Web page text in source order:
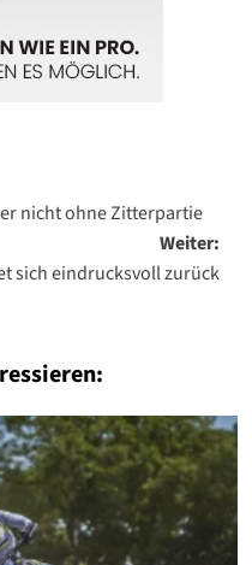
nicht ohne Zitterpartie
Weiter:
sich eindrucksvoll zurück